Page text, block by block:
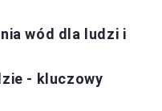
wód dla ludzi i
- kluczowy